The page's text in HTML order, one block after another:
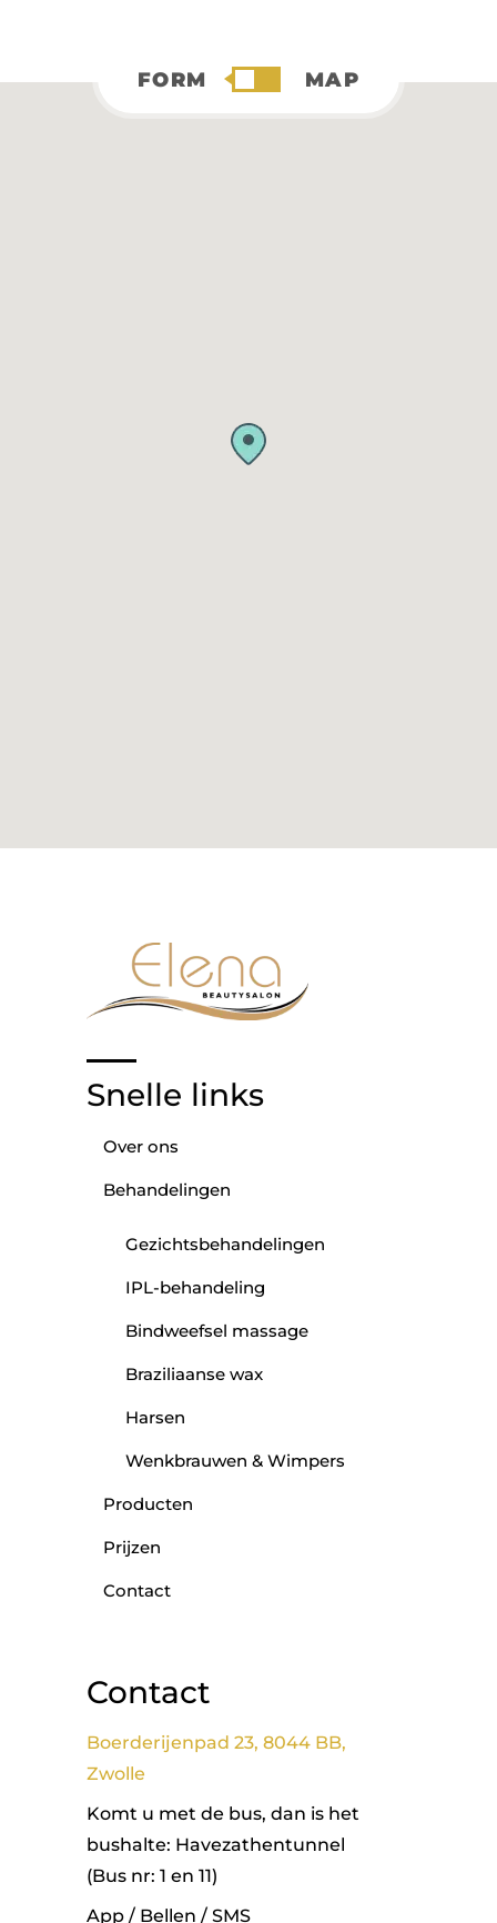
FORM MAP
Snelle links
Over ons
Behandelingen
Gezichtsbehandelingen
IPL-behandeling
Bindweefsel massage
Braziliaanse wax
Harsen
Wenkbrauwen & Wimpers
Producten
Prijzen
Contact
Contact
Boerderijenpad 23, 8044 BB,
Zwolle
Komt u met de bus, dan is het
bushalte: Havezathentunnel
(Bus nr: 1 en 11)
App / Bellen / SMS